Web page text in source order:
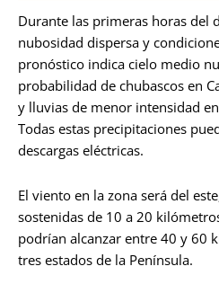
Durante las primeras horas del
nubosidad dispersa y
pronóstico indica cielo medio
probabilidad de chubascos en
y lluvias de menor intensidad
Todas estas precipitaciones
descargas eléctricas.
El viento en la zona será del
sostenidas de 10 a 20
podrían alcanzar entre 40 y 60
tres estados de la Península.